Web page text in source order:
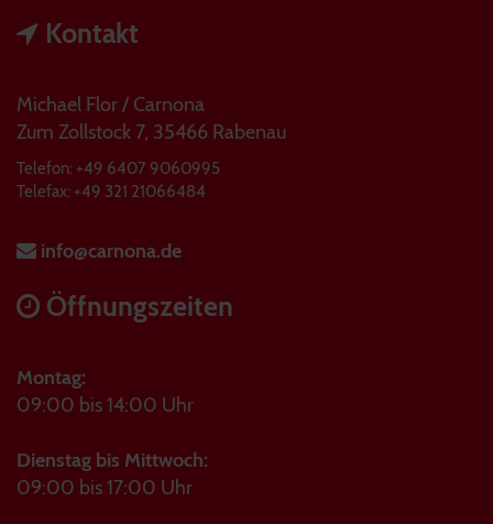
Kontakt
Michael Flor / Carnona
Zum Zollstock 7, 35466 Rabenau
Telefon: +49 6407 9060995
Telefax: +49 321 21066484
info@carnona.de
Öffnungszeiten
Montag:
09:00 bis 14:00 Uhr
Dienstag bis Mittwoch:
09:00 bis 17:00 Uhr